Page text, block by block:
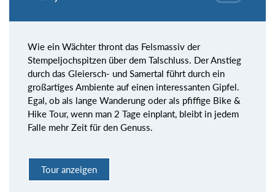
Wie ein Wächter thront das Felsmassiv der
Stempeljochspitzen über dem Talschluss. Der Anstieg
durch das Gleiersch- und Samertal führt durch ein
großartiges Ambiente auf einen interessanten Gipfel.
Egal, ob als lange Wanderung oder als pfiffige Bike &
Hike Tour, wenn man 2 Tage einplant, bleibt in jedem
Falle mehr Zeit für den Genuss.
Tour anzeigen